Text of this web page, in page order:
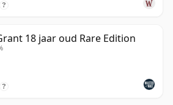
?
18 jaar oud Rare Edition
?